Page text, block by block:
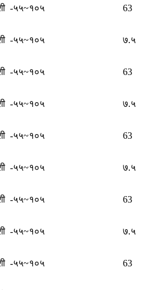
-५५~१०५ 63
-५५~१०५ ७.५
-५५~१०५ 63
-५५~१०५ ७.५
-५५~१०५ 63
-५५~१०५ ७.५
-५५~१०५ 63
-५५~१०५ ७.५
-५५~१०५ 63